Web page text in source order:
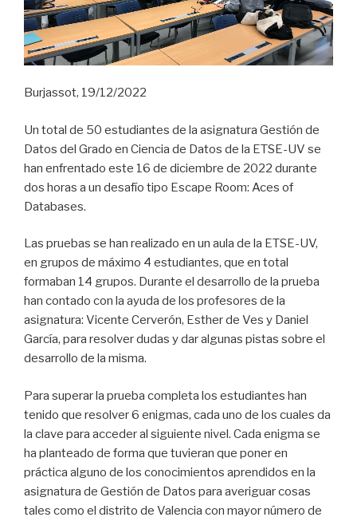
Burjassot, 19/12/2022
Un total de 50 estudiantes de la asignatura Gestión de
Datos del Grado en Ciencia de Datos de la ETSE-UV se
han enfrentado este 16 de diciembre de 2022 durante
dos horas a un desafío tipo Escape Room: Aces of
Databases.
Las pruebas se han realizado en un aula de la ETSE-UV,
en grupos de máximo 4 estudiantes, que en total
formaban 14 grupos. Durante el desarrollo de la prueba
han contado con la ayuda de los profesores de la
asignatura: Vicente Cerverón, Esther de Ves y Daniel
García, para resolver dudas y dar algunas pistas sobre el
desarrollo de la misma.
Para superar la prueba completa los estudiantes han
tenido que resolver 6 enigmas, cada uno de los cuales da
la clave para acceder al siguiente nivel. Cada enigma se
ha planteado de forma que tuvieran que poner en
práctica alguno de los conocimientos aprendidos en la
asignatura de Gestión de Datos para averiguar cosas
tales como el distrito de Valencia con mayor número de